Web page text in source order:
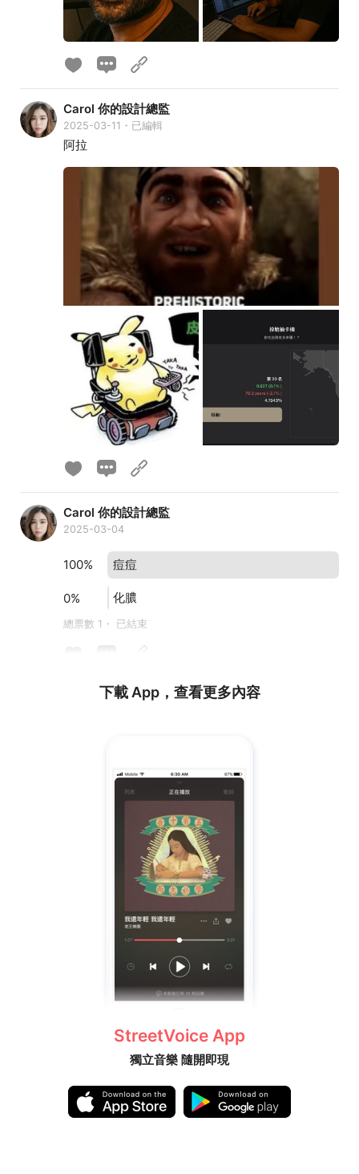
Carol 你的設計總監
2025-03-11・已編輯
阿拉
Carol 你的設計總監
2025-03-04
100% 痘痘
0% 化膿
總票數 1・ 已結束
下載 App，查看更多內容
StreetVoice App
獨立音樂 隨開即現